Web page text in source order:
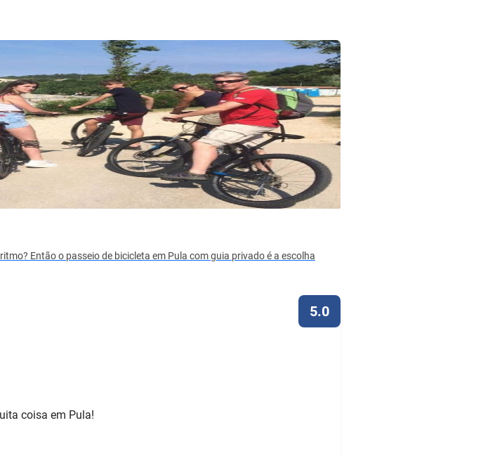
Então o passeio de bicicleta em Pula com guia privado é a escolha
5.0
coisa em Pula!